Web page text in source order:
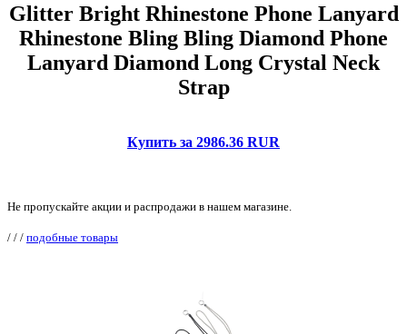
Glitter Bright Rhinestone Phone Lanyard
Rhinestone Bling Bling Diamond Phone
Lanyard Diamond Long Crystal Neck
Strap
Купить за 2986.36 RUR
Не пропускайте акции и распродажи в нашем магазине.
/ / / подобные товары